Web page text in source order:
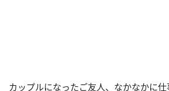
カップルになったご友人、なかなかに仕